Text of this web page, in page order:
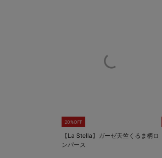
20%OFF
【La Stella】ガーゼ天竺くるま柄ロ
ンパース